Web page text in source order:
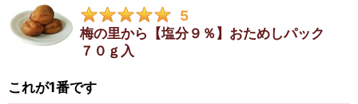
5
梅の里から【塩分９％】おためしパック
７０ｇ入
これが1番です